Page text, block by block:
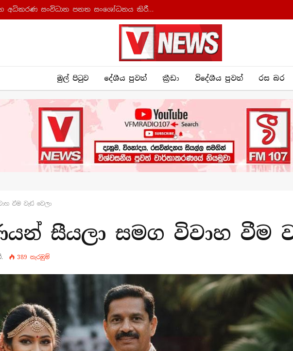
ආණ්ඩුක්‍රම ව්‍යවස්ථාව සහ අධිකරණ සංවිධාන පනත සංශෝධනය කිරීමට කැබිනට් අනුමැතිය
මුල් පිටුව දේශීය පුව​ත් ක්‍රී​ඩා විදේශීය පුවත් රස බ​ර
වීම වැඩි වෙලා
සීයලා සමග විවාහ වීම
389 නැරඹු​ම්